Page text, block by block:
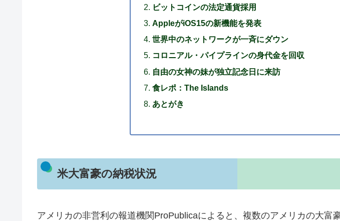
ビットコインの法定通貨採用
AppleがiOS15の新機能を発表
世界中のネットワークが一斉にダウン
コロニアル・パイプラインの身代金を回収
自由の女神の妹が独立記念日に来訪
食レポ：The Islands
あとがき
米大富豪の納税状況
アメリカの非営利の報道機関ProPublicaによると、複数のアメリカの大富